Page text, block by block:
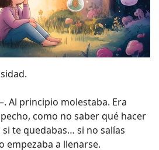
principio molestaba. Era
como no saber qué hacer
te quedabas… si no salías
empezaba a llenarse.